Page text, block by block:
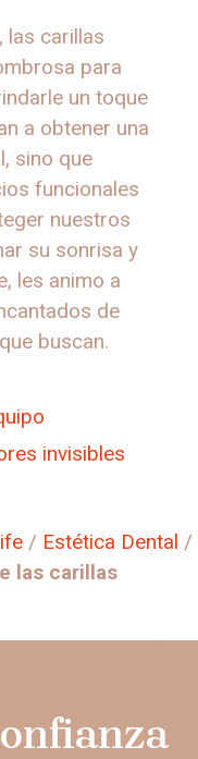
las carillas
para
un toque
a obtener una
sino que
funcionales
nuestros
su sonrisa y
les animo a
de
buscan.
invisibles
/ Estética Dental /
las carillas